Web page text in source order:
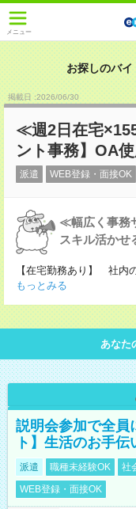
メニュー
お探しのバイ
掲載日 :2026/06/30
≪週2日在宅
ント事務】OA使
派遣 WEB登録・面接OK
≪幅広く事務
スキル活かせ
【在宅勤務あり】 社内
もっとみる
あなた
説明会参加で全員
ト】生活のお手伝
派遣 職種未経験OK 社
WEB登録・面接OK